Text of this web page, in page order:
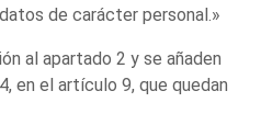
de carácter personal.»
al apartado 2 y se añaden
en el artículo 9, que quedan